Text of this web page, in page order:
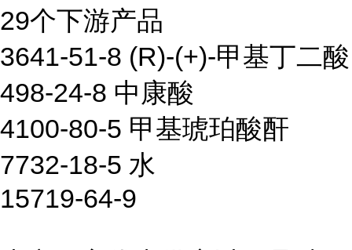
29个下游产品
3641-51-8 (R)-(+)-甲基丁二酸
498-24-8 中康酸
4100-80-5 甲基琥珀酸酐
7732-18-5 水
15719-64-9